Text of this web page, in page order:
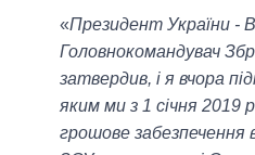
«Президент України -
Головнокомандувач
затвердив, і я вчора
яким ми з 1 січня 2019
грошове забезпечення